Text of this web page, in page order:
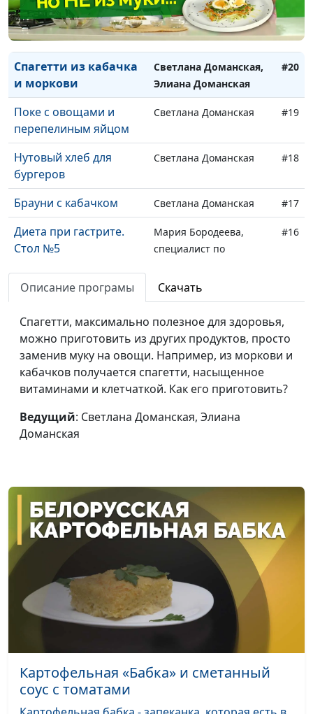
Хрустящий нут
Светлана Доманская,
Элиана Доманская
#21
Спагетти из кабачка
и моркови
Светлана Доманская,
Элиана Доманская
#20
Поке с овощами и
перепелиным яйцом
Светлана Доманская #19
Нутовый хлеб для
бургеров
Светлана Доманская #18
Брауни с кабачком Светлана Доманская #17
Диета при гастрите.
Стол №5
Мария Бородеева,
специалист по
жизни и
немедикаментозному
#16
Питание при диабете.
Стол №9
Мария Бородеева,
специалист по
модификации образа
жизни и
немедикаментозному
#15
модификации образа
жизни и
немедикаментозному
оздоровлению
Жиры в питании: в чем
польза?
Мария Бородеева,
специалист по
модификации образа
жизни и
оздоровлению
Углеводы: польза или
вред?
Мария Бородеева,
Описание програмы Скачать
Спагетти, максимально полезное для здоровья,
можно приготовить из других продуктов, просто
заменив муку на овощи. Например, из моркови и
кабачков получается спагетти, насыщенное
витаминами и клетчаткой. Как его приготовить?
Ведущий: Светлана Доманская, Элиана
Доманская
Картофельная «Бабка» и сметанный
соус с томатами